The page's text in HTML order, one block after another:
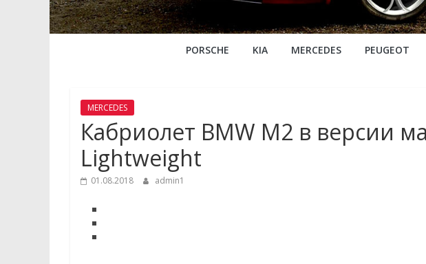
PORSCHE KIA MERCEDES PEUGEOT
MERCEDES
Кабриолет BMW M2 в версии
Lightweight
01.08.2018 admin1